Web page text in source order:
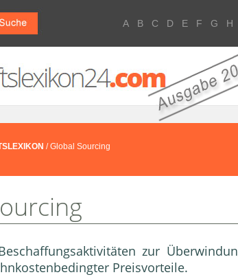
A B C D E F G H
/ Global Sourcing
zur
Preisvorteile.